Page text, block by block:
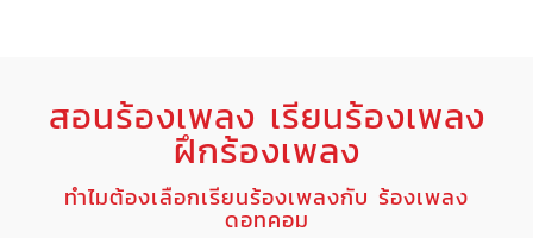
สอนร้องเพลง เรียนร้องเพลง
ฝึกร้องเพลง
ทำไมต้องเลือกเรียนร้องเพลงกับ ร้องเพลง
ดอทคอม